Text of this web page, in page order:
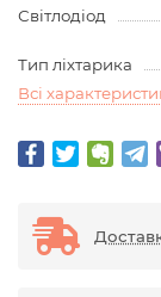
Світлодіод
Тип ліхтарика
Всі